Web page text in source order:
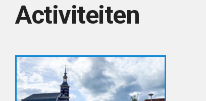
Activiteiten